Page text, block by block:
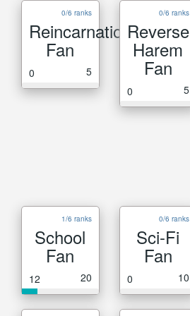
0/6 ranks
Reincarnation
Fan
0 5
0/6 ranks
Reverse
Harem
Fan
0 5
1/6 ranks
School
Fan
12 20
0/6 ranks
Sci-Fi
Fan
0 10